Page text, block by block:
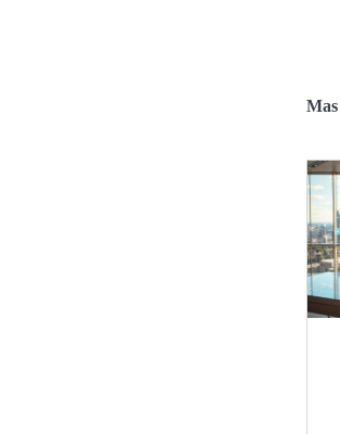
Mas